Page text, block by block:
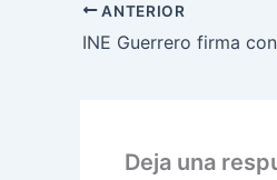
ANTERIOR
Deja una